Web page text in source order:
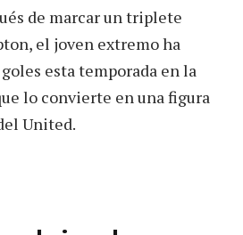
de marcar un triplete
el joven extremo ha
esta temporada en la
lo convierte en una figura
United.